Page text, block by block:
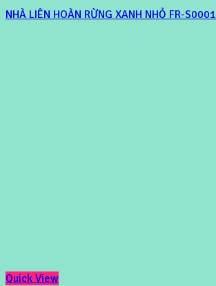
NHÀ LIÊN HOÀN RỪNG XANH NHỎ FR-S0001
Quick View